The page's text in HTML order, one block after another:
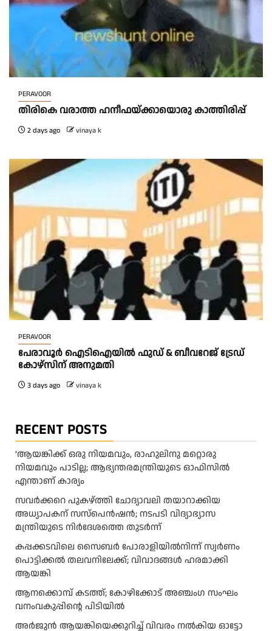
PERAVOOR
തിരികെ വരാത്ത ഹനീഫയ്ക്കായൊരു കാത്തിരിപ്പ്
2 days ago vinaya k
PERAVOOR
പേരാവൂർ ഐടിഐയിൽ ഫുഡ് & ബീവറേജ് ട്രേഡ്
കോഴ്സിന് അനുമതി
3 days ago vinaya k
RECENT POSTS
‘ആയങ്കിക്ക് ഒരു നിയമവും, രാഹുലിനു മറ്റൊരു
നിയമവും പാടില്ല; ആഭ്യന്തരമന്ത്രിയുടെ ഓഫിസിൽ
എന്താണ് കാര്യം
സവർക്കറെ പുകഴ്ത്തി ചോദ്യാവലി തയാറാക്കിയ
അധ്യാപകന് സസ്പെൻഷൻ; നടപടി വിദ്യാഭ്യാസ
മന്ത്രിയുടെ നിർദേശത്തെ തുടർന്ന്
കപ്പക്കടവിലെ സൈബർ പോരാളിയിൽനിന്ന് സ്വർണം
പൊട്ടിക്കൽ തലവനിലേക്ക്; വിവാദങ്ങൾ ഹരമാക്കി
ആയങ്കി
ആനക്കൊമ്പ് കടത്ത്; കോഴിക്കോട് അഞ്ചംഗ സംഘം
വനംവകുപ്പിന്റെ പിടിയിൽ
അ​ർ​ജു​ൻ ആ​യ​ങ്കി​യെ​ക്കു​റി​ച്ച് വി​വ​രം ന​ൽ​കി​യ ഓ​ട്ടോ